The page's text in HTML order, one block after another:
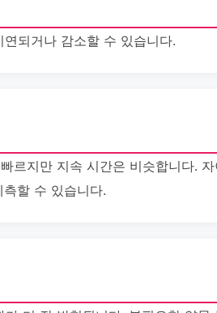
되거나 감소할 수 있습니다.
르지만 지속 시간은 비슷합니다.
할 수 있습니다.